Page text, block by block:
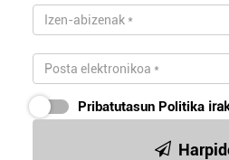
Pribatutasun Politika